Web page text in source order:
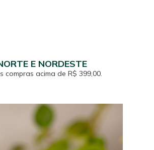
E NORDESTE
compras acima de R$ 399,00.